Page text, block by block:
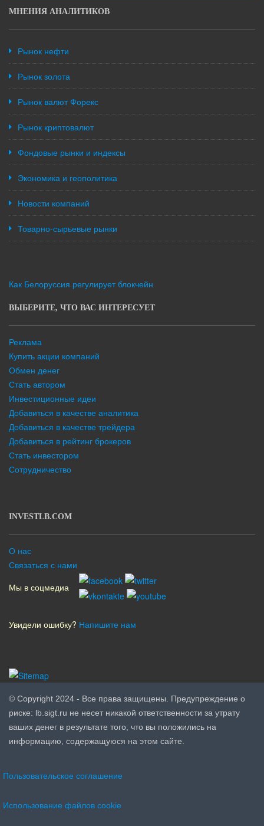
МНЕНИЯ АНАЛИТИКОВ
Рынок нефти
Рынок золота
Рынок валют Форекс
Рынок криптовалют
Фондовые рынки и индексы
Экономика и геополитика
Новости компаний
Товарно-сырьевые рынки
Как Белоруссия регулирует блокчейн
ВЫБЕРИТЕ, ЧТО ВАС ИНТЕРЕСУЕТ
Реклама
Купить акции компаний
Обмен денег
Стать автором
Инвестиционные идеи
Добавиться в качестве аналитика
Добавиться в качестве трейдера
Добавиться в рейтинг брокеров
Стать инвестором
Сотрудничество
INVESTLB.COM
О нас
Связаться с нами
Мы в соцмедиа
Увидели ошибку? Напишите нам
© Copyright 2024 - Все права защищены. Предупреждение о
риске: lb.sigt.ru не несет никакой ответственности за утрату
ваших денег в результате того, что вы положились на
информацию, содержащуюся на этом сайте.
Пользовательское соглашение
Использование файлов cookie